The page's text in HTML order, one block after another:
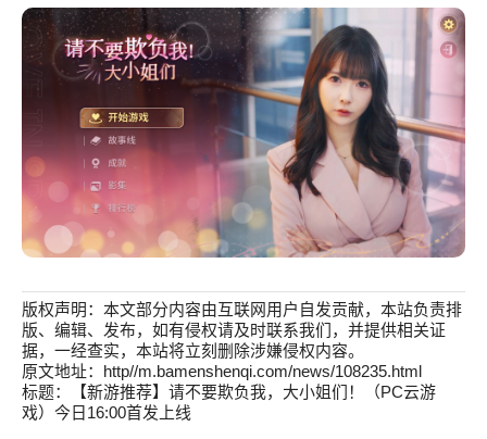
版权声明：本文部分内容由互联网用户自发贡献，本站负责排
版、编辑、发布，如有侵权请及时联系我们，并提供相关证
据，一经查实，本站将立刻删除涉嫌侵权内容。
原文地址：http//m.bamenshenqi.com/news/108235.html
标题：【新游推荐】请不要欺负我，大小姐们！（PC云游
戏）今日16:00首发上线